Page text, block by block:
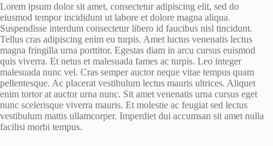
Lorem ipsum dolor sit amet, consectetur adipiscing elit, sed do
eiusmod tempor incididunt ut labore et dolore magna aliqua.
Suspendisse interdum consectetur libero id faucibus nisl tincidunt.
Tellus cras adipiscing enim eu turpis. Amet luctus venenatis lectus
magna fringilla urna porttitor. Egestas diam in arcu cursus euismod
quis viverra. Et netus et malesuada fames ac turpis. Leo integer
malesuada nunc vel. Cras semper auctor neque vitae tempus quam
pellentesque. Ac placerat vestibulum lectus mauris ultrices. Aliquet
enim tortor at auctor urna nunc. Sit amet venenatis urna cursus eget
nunc scelerisque viverra mauris. Et molestie ac feugiat sed lectus
vestibulum mattis ullamcorper. Imperdiet dui accumsan sit amet nulla
facilisi morbi tempus.